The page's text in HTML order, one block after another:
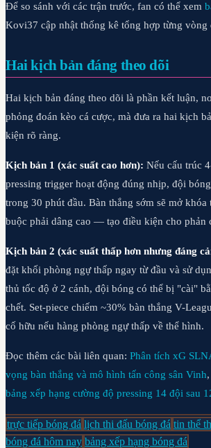
Để so sánh với các trận trước, fan có thể xem
Kovi37 cập nhật thống kê tổng hợp từng vòng
Hai kịch bản đáng theo dõi
Hai kịch bản đáng theo dõi là phần kết luận,
phỏng đoán kèo cá cược, mà đưa ra hai kịch
kiện rõ ràng.
Kịch bản 1 (xác suất cao hơn): Nếu cấu trúc
pressing trigger hoạt động đúng nhịp, đội
trong 30 phút đầu. Bàn thắng sớm sẽ mở khóa
buộc phải dâng cao — tạo điều kiện cho phản
Kịch bản 2 (xác suất thấp hơn nhưng đáng
đặt khối phòng ngự thấp ngay từ đầu và sử
thủ tốc độ ở 2 cánh, đội bóng có thể bị "cài"
chết. Set-piece chiếm ~30% bàn thắng V-
cố hữu nếu hàng phòng ngự thấp về thể hình.
Đọc thêm các bài liên quan: Phân tích xG
vọng bàn thắng và mô hình tấn công sân Vinh,
bảng xếp hạng cường độ pressing 14 đội sau
trực tiếp bóng đá lịch thi đấu bóng đá tin thể
bóng đá hôm nay bảng xếp hạng bóng đá